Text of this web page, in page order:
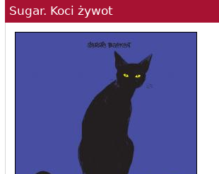
Sugar. Koci żywot